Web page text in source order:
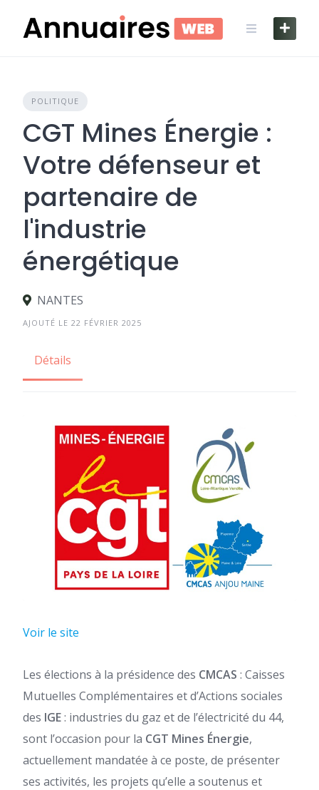
content
POLITIQUE
CGT Mines Énergie :
Votre défenseur et
partenaire de
l'industrie
énergétique
NANTES
AJOUTÉ LE 22 FÉVRIER 2025
Détails
Voir le site
Les élections à la présidence des CMCAS : Caisses
Mutuelles Complémentaires et d’Actions sociales
des IGE: industries du gaz et de l’électricité du 44,
sont l’occasion pour la CGT Mines Énergie,
actuellement mandatée à ce poste, de présenter
ses activités, les projets qu’elle a soutenus et